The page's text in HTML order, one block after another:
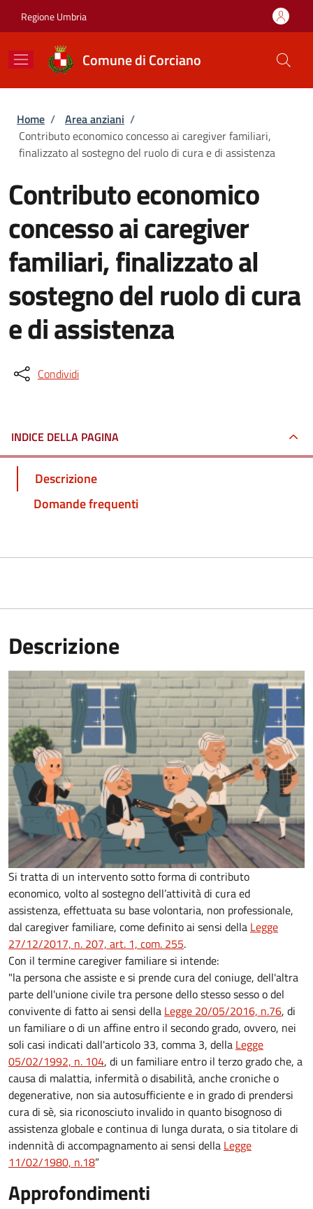
Regione Umbria
Comune di Corciano
Briciole di pane
Home / Area anziani /
Contributo economico concesso ai caregiver familiari,
finalizzato al sostegno del ruolo di cura e di assistenza
Contributo economico
concesso ai caregiver
familiari, finalizzato al
sostegno del ruolo di cura
e di assistenza
Condividi
INDICE DELLA PAGINA
Descrizione
Domande frequenti
Descrizione
Si tratta di un intervento sotto forma di contributo
economico, volto al sostegno dell’attività di cura ed
assistenza, effettuata su base volontaria, non professionale,
dal caregiver familiare, come definito ai sensi della Legge
27/12/2017, n. 207, art. 1, com. 255.
Con il termine caregiver familiare si intende:
"la persona che assiste e si prende cura del coniuge, dell'altra
parte dell'unione civile tra persone dello stesso sesso o del
convivente di fatto ai sensi della Legge 20/05/2016, n.76, di
un familiare o di un affine entro il secondo grado, ovvero, nei
soli casi indicati dall'articolo 33, comma 3, della Legge
05/02/1992, n. 104, di un familiare entro il terzo grado che, a
causa di malattia, infermità o disabilità, anche croniche o
degenerative, non sia autosufficiente e in grado di prendersi
cura di sè, sia riconosciuto invalido in quanto bisognoso di
assistenza globale e continua di lunga durata, o sia titolare di
indennità di accompagnamento ai sensi della Legge
11/02/1980, n.18”
Approfondimenti